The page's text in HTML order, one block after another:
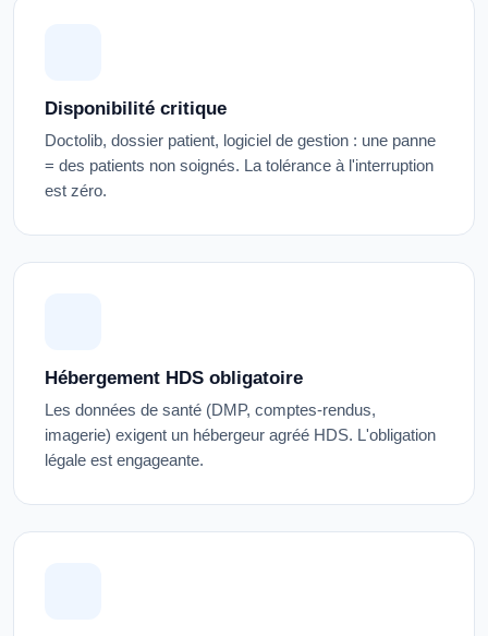
Disponibilité critique
Doctolib, dossier patient, logiciel de gestion : une panne
= des patients non soignés. La tolérance à l'interruption
est zéro.
Hébergement HDS obligatoire
Les données de santé (DMP, comptes-rendus,
imagerie) exigent un hébergeur agréé HDS. L'obligation
légale est engageante.